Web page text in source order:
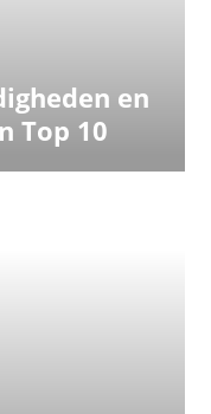
en
Top 10